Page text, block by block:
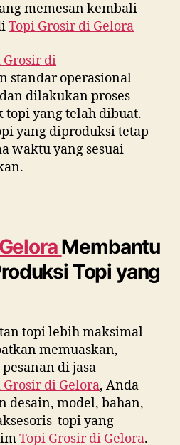
memesan kembali
Topi Grosir di Gelora
Grosir di
standar operasional
dilakukan proses
yang telah dibuat.
yang diproduksi tetap
waktu yang sesuai
GeloraMembantu
Topi yang
topi lebih maksimal
memuaskan,
di jasa
Grosir di Gelora, Anda
desain, model, bahan,
topi yang
Topi Grosir di Gelora.